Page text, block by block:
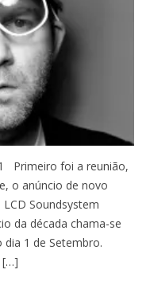
Primeiro foi a reunião,
o anúncio de novo
Soundsystem
da década chama-se
1 de Setembro.
[…]